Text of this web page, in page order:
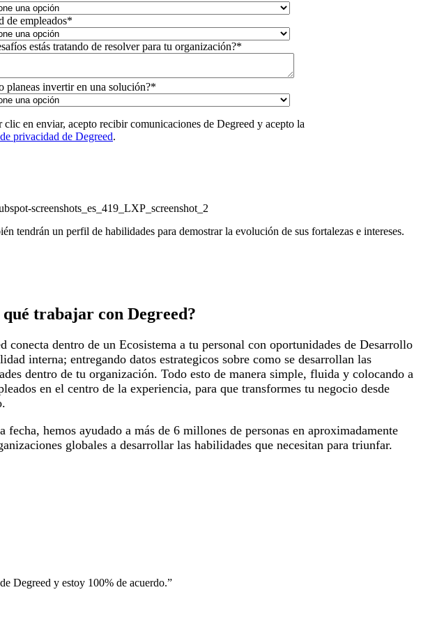
de empleados*
estás tratando de resolver para tu organización?*
planeas invertir en una solución?*
clic en enviar, acepto recibir comunicaciones de Degreed y acepto la
privacidad de Degreed.
tendrán un perfil de habilidades para demostrar la evolución de sus fortalezas e intereses.
qué trabajar con Degreed?
conecta dentro de un Ecosistema a tu personal con oportunidades de Desarrollo
interna; entregando datos estrategicos sobre como se desarrollan las
dentro de tu organización. Todo esto de manera simple, fluida y colocando a
en el centro de la experiencia, para que transformes tu negocio desde
fecha, hemos ayudado a más de 6 millones de personas en aproximadamente
globales a desarrollar las habilidades que necesitan para triunfar.
Degreed y estoy 100% de acuerdo.”